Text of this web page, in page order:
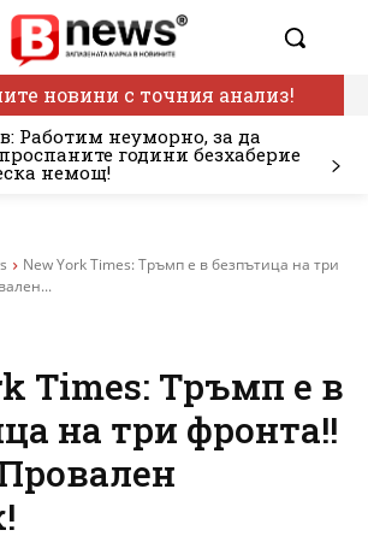
новини с точния анализ!
Работим неуморно, за да
години безхаберие
немощ!
New York Times: Тръмп е в безпътица на три
Times: Тръмп е в
на три фронта!!